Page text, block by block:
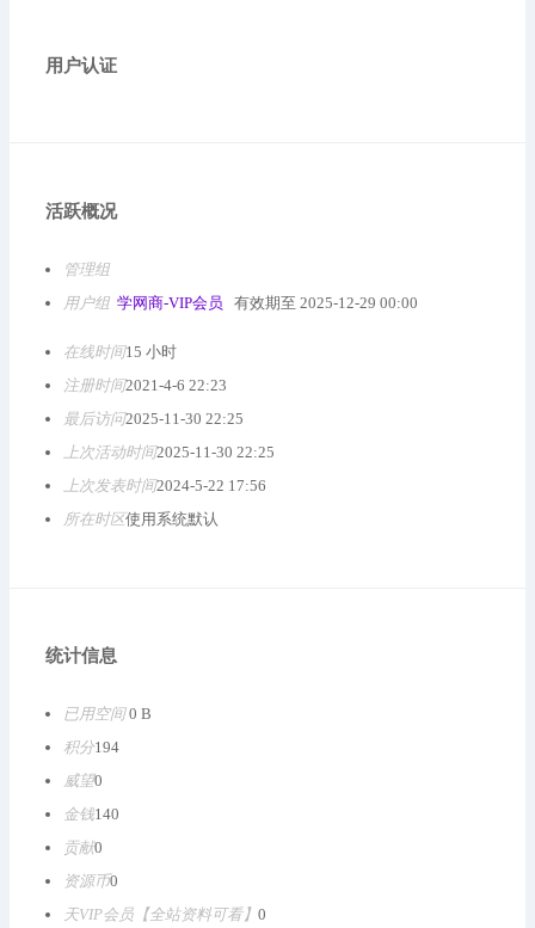
用户认证
活跃概况
管理组
用户组 学网商-VIP会员 有效期至 2025-12-29 00:00
在线时间15 小时
注册时间2021-4-6 22:23
最后访问2025-11-30 22:25
上次活动时间2025-11-30 22:25
上次发表时间2024-5-22 17:56
所在时区使用系统默认
统计信息
已用空间0 B
积分194
威望0
金钱140
贡献0
资源币0
天VIP会员【全站资料可看】 0